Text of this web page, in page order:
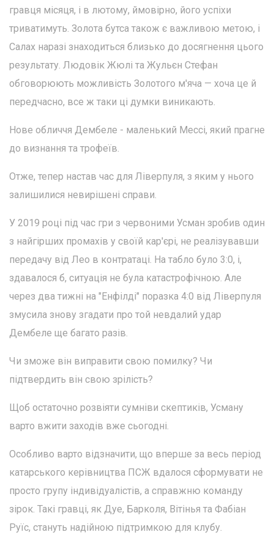
гравця місяця, і в лютому, ймовірно, його успіхи
триватимуть. Золота бутса також є важливою метою, і
Салах наразі знаходиться близько до досягнення цього
результату. Людовік Жюлі та Жульєн Стефан
обговорюють можливість Золотого м'яча — хоча це й
передчасно, все ж таки ці думки виникають.
Нове обличчя Дембеле - маленький Мессі, який прагне
до визнання та трофеїв.
Отже, тепер настав час для Ліверпуля, з яким у нього
залишилися невирішені справи.
У 2019 році під час гри з червоними Усман зробив один
з найгірших промахів у своїй кар'єрі, не реалізувавши
передачу від Лео в контратаці. На табло було 3:0, і,
здавалося б, ситуація не була катастрофічною. Але
через два тижні на "Енфілді" поразка 4:0 від Ліверпуля
змусила знову згадати про той невдалий удар
Дембеле ще багато разів.
Чи зможе він виправити свою помилку? Чи
підтвердить він свою зрілість?
Щоб остаточно розвіяти сумніви скептиків, Усману
варто вжити заходів вже сьогодні.
Особливо варто відзначити, що вперше за весь період
катарського керівництва ПСЖ вдалося сформувати не
просто групу індивідуалістів, а справжню команду
зірок. Такі гравці, як Дуе, Барколя, Вітінья та Фабіан
Руїс, стануть надійною підтримкою для клубу.